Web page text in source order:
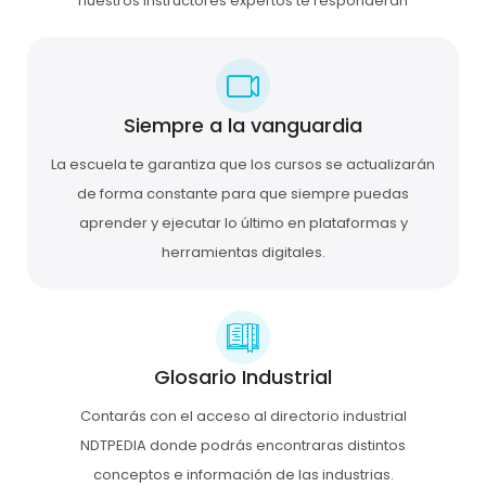
Siempre a la vanguardia
La escuela te garantiza que los cursos se actualizarán
de forma constante para que siempre puedas
aprender y ejecutar lo último en plataformas y
herramientas digitales.
Glosario Industrial
Contarás con el acceso al directorio industrial
NDTPEDIA donde podrás encontraras distintos
conceptos e información de las industrias.